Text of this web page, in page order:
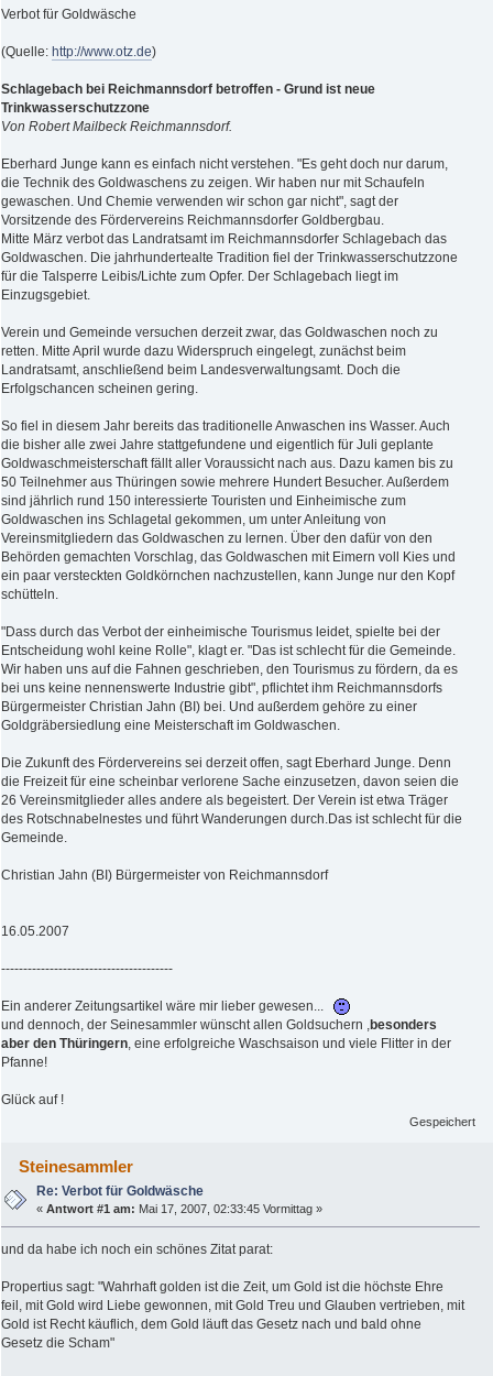
Verbot für Goldwäsche
(Quelle: http://www.otz.de)
Schlagebach bei Reichmannsdorf betroffen - Grund ist neue
Trinkwasserschutzzone
Von Robert Mailbeck Reichmannsdorf.
Eberhard Junge kann es einfach nicht verstehen. "Es geht doch nur darum,
die Technik des Goldwaschens zu zeigen. Wir haben nur mit Schaufeln
gewaschen. Und Chemie verwenden wir schon gar nicht", sagt der
Vorsitzende des Fördervereins Reichmannsdorfer Goldbergbau.
Mitte März verbot das Landratsamt im Reichmannsdorfer Schlagebach das
Goldwaschen. Die jahrhundertealte Tradition fiel der Trinkwasserschutzzone
für die Talsperre Leibis/Lichte zum Opfer. Der Schlagebach liegt im
Einzugsgebiet.
Verein und Gemeinde versuchen derzeit zwar, das Goldwaschen noch zu
retten. Mitte April wurde dazu Widerspruch eingelegt, zunächst beim
Landratsamt, anschließend beim Landesverwaltungsamt. Doch die
Erfolgschancen scheinen gering.
So fiel in diesem Jahr bereits das traditionelle Anwaschen ins Wasser. Auch
die bisher alle zwei Jahre stattgefundene und eigentlich für Juli geplante
Goldwaschmeisterschaft fällt aller Voraussicht nach aus. Dazu kamen bis zu
50 Teilnehmer aus Thüringen sowie mehrere Hundert Besucher. Außerdem
sind jährlich rund 150 interessierte Touristen und Einheimische zum
Goldwaschen ins Schlagetal gekommen, um unter Anleitung von
Vereinsmitgliedern das Goldwaschen zu lernen. Über den dafür von den
Behörden gemachten Vorschlag, das Goldwaschen mit Eimern voll Kies und
ein paar versteckten Goldkörnchen nachzustellen, kann Junge nur den Kopf
schütteln.
"Dass durch das Verbot der einheimische Tourismus leidet, spielte bei der
Entscheidung wohl keine Rolle", klagt er. "Das ist schlecht für die Gemeinde.
Wir haben uns auf die Fahnen geschrieben, den Tourismus zu fördern, da es
bei uns keine nennenswerte Industrie gibt", pflichtet ihm Reichmannsdorfs
Bürgermeister Christian Jahn (BI) bei. Und außerdem gehöre zu einer
Goldgräbersiedlung eine Meisterschaft im Goldwaschen.
Die Zukunft des Fördervereins sei derzeit offen, sagt Eberhard Junge. Denn
die Freizeit für eine scheinbar verlorene Sache einzusetzen, davon seien die
26 Vereinsmitglieder alles andere als begeistert. Der Verein ist etwa Träger
des Rotschnabelnestes und führt Wanderungen durch.Das ist schlecht für die
Gemeinde.
Christian Jahn (BI) Bürgermeister von Reichmannsdorf
16.05.2007
---------------------------------------
Ein anderer Zeitungsartikel wäre mir lieber gewesen...
und dennoch, der Seinesammler wünscht allen Goldsuchern ,besonders
aber den Thüringern, eine erfolgreiche Waschsaison und viele Flitter in der
Pfanne!
Glück auf !
Gespeichert
Steinesammler
Re: Verbot für Goldwäsche
«Antwort #1 am: Mai 17, 2007, 02:33:45 Vormittag »
und da habe ich noch ein schönes Zitat parat:
Propertius sagt: "Wahrhaft golden ist die Zeit, um Gold ist die höchste Ehre
feil, mit Gold wird Liebe gewonnen, mit Gold Treu und Glauben vertrieben, mit
Gold ist Recht käuflich, dem Gold läuft das Gesetz nach und bald ohne
Gesetz die Scham"